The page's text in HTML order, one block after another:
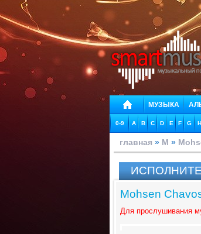
МУЗЫКА
0-9 A B C D E F G H
главная » M »
Mohsen
Для прослушивания